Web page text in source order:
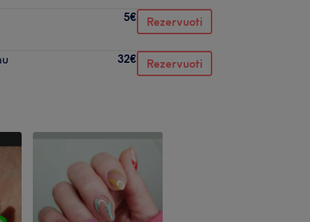
5€ Rezervuoti
32€ Rezervuoti